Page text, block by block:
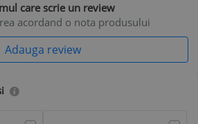
care scrie un review
acordand o nota produsului
Adauga review